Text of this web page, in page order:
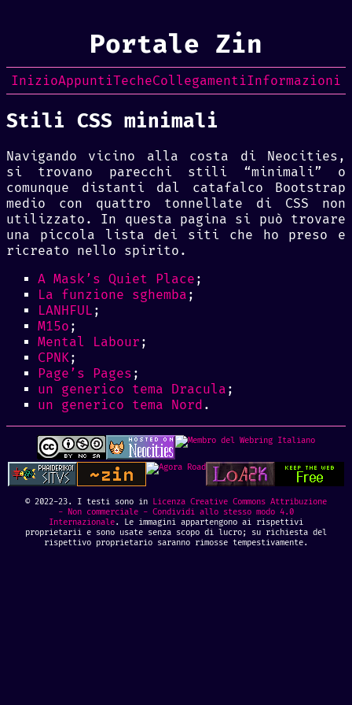
Portale Zin
InizioAppuntiTecheCollegamentiInformazioni
Stili CSS minimali
Navigando vicino alla costa di Neocities,
si trovano parecchi stili “minimali” o
comunque distanti dal catafalco Bootstrap
medio con quattro tonnellate di CSS non
utilizzato. In questa pagina si può trovare
una piccola lista dei siti che ho preso e
ricreato nello spirito.
A Mask’s Quiet Place ;
La funzione sghemba ;
LANHFUL ;
M15o ;
Mental Labour ;
CPNK;
Page’s Pages ;
un generico tema Dracula ;
un generico tema Nord .
© 2022-23. I testi sono in
Licenza Creative Commons Attribuzione
- Non commerciale - Condividi allo stesso modo 4.0
Internazionale. Le immagini appartengono ai rispettivi
proprietarii e sono usate senza scopo di lucro; su richiesta del
rispettivo proprietario saranno rimosse tempestivamente.